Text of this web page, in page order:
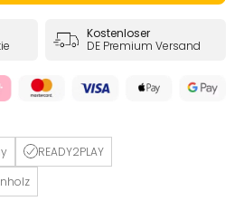
Kostenloser
DE Premium Versand
READY2PLAY